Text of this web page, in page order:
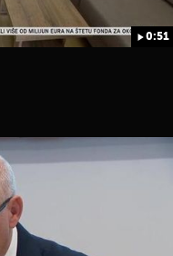
0:51